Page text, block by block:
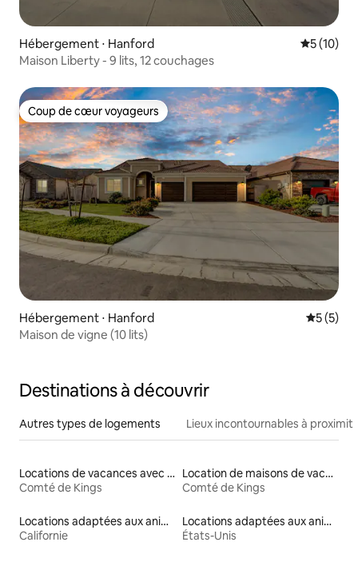
Hébergement ⋅ Hanford
5 (10)
Maison Liberty - 9 lits, 12 couchages
Coup de cœur voyageurs
Coup de cœur voyageurs
Hébergement ⋅ Hanford
5 (5)
Maison de vigne (10 lits)
Destinations à découvrir
Autres types de logements Lieux incontournables à
Locations de vacances avec piscine
Comté de Kings
Location de maisons de vacances
Comté de Kings
Locations adaptées aux animaux
Californie
Locations adaptées aux animaux
États-Unis